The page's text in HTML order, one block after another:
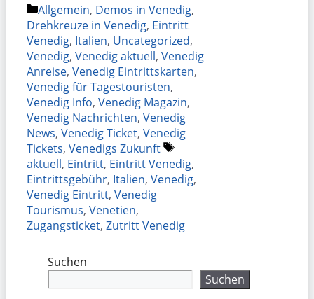
Kategorien
Allgemein, Demos in Venedig,
Drehkreuze in Venedig, Eintritt
Venedig, Italien, Uncategorized,
Venedig, Venedig aktuell, Venedig
Anreise, Venedig Eintrittskarten,
Venedig für Tagestouristen,
Venedig Info, Venedig Magazin,
Venedig Nachrichten, Venedig
News, Venedig Ticket, Venedig
Tickets, Venedigs Zukunft
Schlagwörter
aktuell, Eintritt, Eintritt Venedig,
Eintrittsgebühr, Italien, Venedig,
Venedig Eintritt, Venedig
Tourismus, Venetien,
Zugangsticket, Zutritt Venedig
Suchen
Suchen